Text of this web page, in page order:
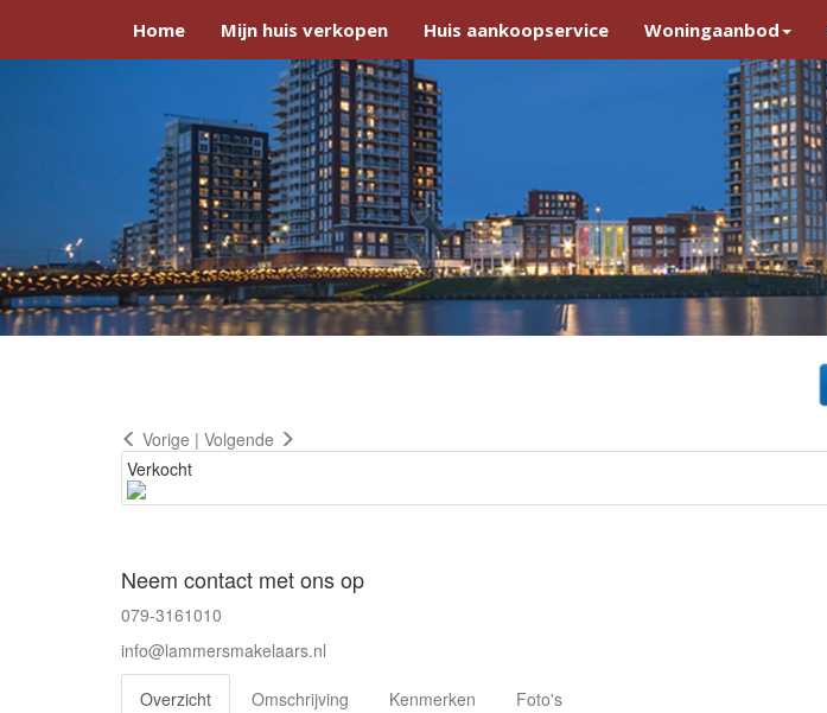
Home Mijn huis verkopen Huis aankoopservice Woningaanbod
Vorige | Volgende
Verkocht
Neem contact met ons op
079-3161010
info@lammersmakelaars.nl
Overzicht Omschrijving Kenmerken Foto's